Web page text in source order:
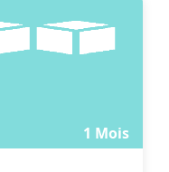
1 Mois